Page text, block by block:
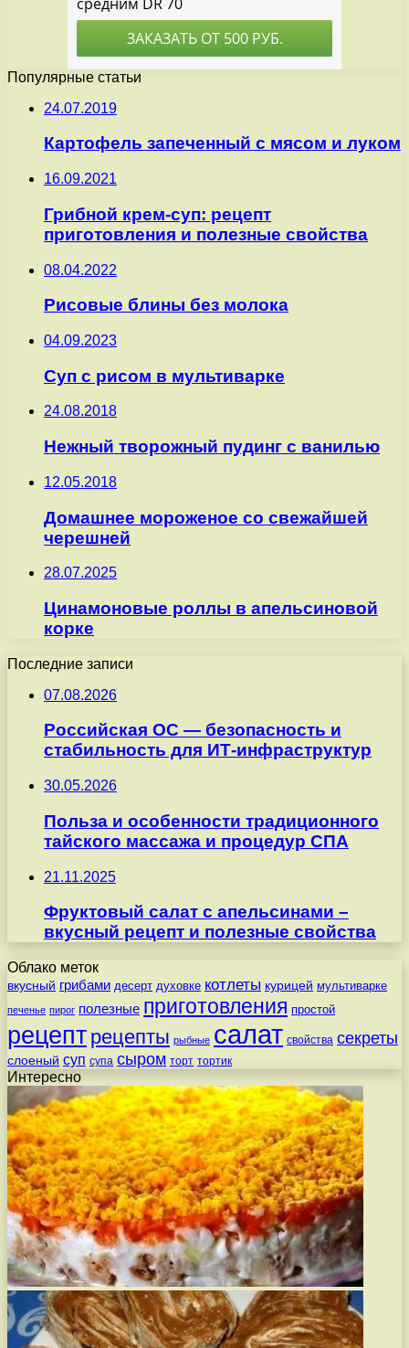
Популярные статьи
24.07.2019
Картофель запеченный с мясом и луком
16.09.2021
Грибной крем-суп: рецепт
приготовления и полезные свойства
08.04.2022
Рисовые блины без молока
04.09.2023
Суп с рисом в мультиварке
24.08.2018
Нежный творожный пудинг с ванилью
12.05.2018
Домашнее мороженое со свежайшей
черешней
28.07.2025
Цинамоновые роллы в апельсиновой
корке
Последние записи
07.08.2026
Российская ОС — безопасность и
стабильность для ИТ-инфраструктур
30.05.2026
Польза и особенности традиционного
тайского массажа и процедур СПА
21.11.2025
Фруктовый салат с апельсинами –
вкусный рецепт и полезные свойства
Облако меток
вкусный грибами десерт духовке котлеты курицей мультиварке
печенье пирог полезные приготовления простой
рецепт рецепты рыбные салат свойства секреты
слоеный суп супа сыром торт тортик
Интересно